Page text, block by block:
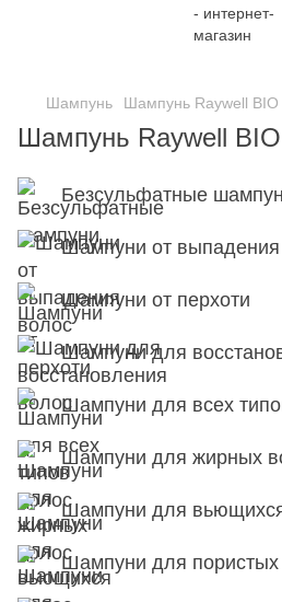
Шампунь Шампунь Raywell BIO
Шампунь Raywell
Безсульфатные
Шампуни от
Шампуни от перхоти
Шампуни для
Шампуни для всех
Шампуни для жирных
Шампуни для
Шампуни для пористых